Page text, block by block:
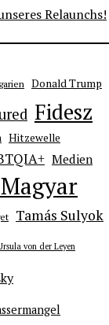
Relaunchs!
Donald Trump
Fidesz
Hitzewelle
Medien
Tamás Sulyok
von der Leyen